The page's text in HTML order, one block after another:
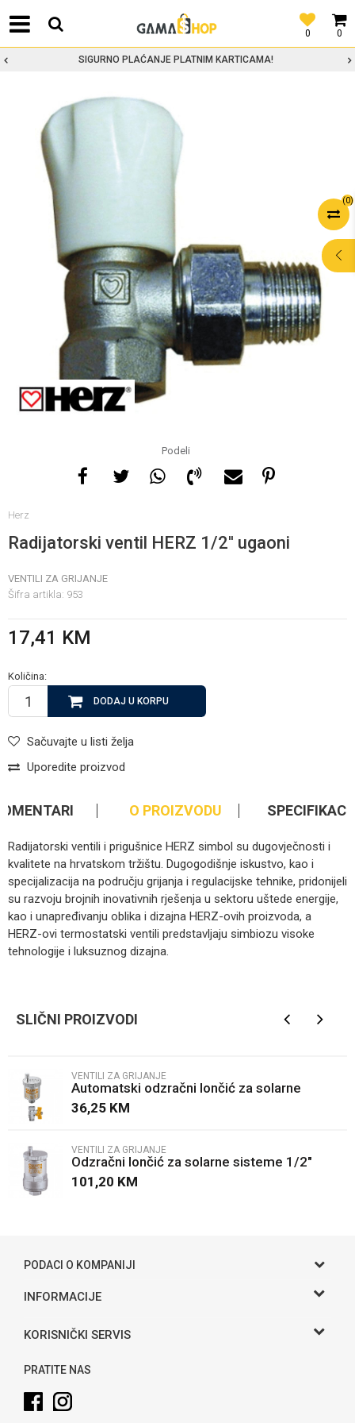
0
0
SIGURNO PLAĆANJE PLATNIM KARTICAMA!
(0)
Podeli
Herz
Radijatorski ventil HERZ 1/2'' ugaoni
VENTILI ZA GRIJANJE
Šifra artikla: 953
17,41 KM
Količina:
DODAJ U KORPU
Sačuvajte u listi želja
Uporedite proizvod
POMOĆ PRI
KUPOVINI
nedelje
O PROIZVODU
Radijatorski ventili i prigušnice HERZ simbol su dugovječnosti i
kvalitete na hrvatskom tržištu. Dugogodišnje iskustvo, kao i
specijalizacija na području grijanja i regulacijske tehnike, pridonijeli
su razvoju brojnih inovativnih rješenja u sektoru uštede energije,
kao i unapređivanju oblika i dizajna HERZ-ovih proizvoda, a
HERZ-ovi termostatski ventili predstavljaju simbiozu visoke
tehnologije i luksuznog dizajna.
Poruka
SLIČNI PROIZVODI
VENTILI ZA GRIJANJE
Automatski odzračni lončić za solarne
sisteme 3/8"
36,25 KM
VENTILI ZA GRIJANJE
Odzračni lončić za solarne sisteme 1/2"
101,20 KM
PODACI O KOMPANIJI
Gama S doo
Adresa
Telefon:
Email:
INFORMACIJE
O nama
KORISNIČKI SERVIS
Uslovi korišćenja i prodaje
Kako kupiti
PRATITE NAS